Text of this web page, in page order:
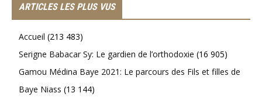
ARTICLES LES PLUS VUS
Accueil (213 483)
Serigne Babacar Sy: Le gardien de l’orthodoxie (16 905)
Gamou Médina Baye 2021: Le parcours des Fils et filles de
Baye Niass (13 144)